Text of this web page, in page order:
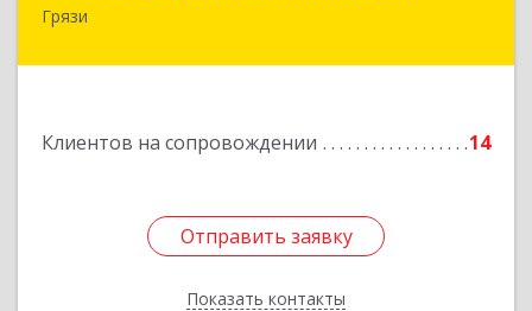
Грязи
Клиентов на сопровождении 14
Отправить заявку
Показать контакты
Отправить заявку
Назад